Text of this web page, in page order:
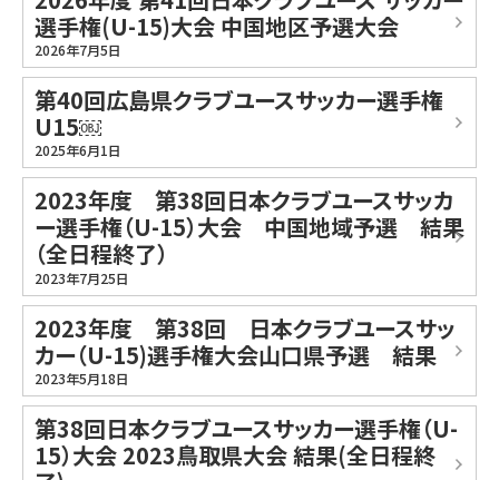
選手権(U-15)大会 中国地区予選大会
2026年7月5日
第40回広島県クラブユースサッカー選手権
U15￼
2025年6月1日
2023年度 第38回日本クラブユースサッカ
ー選手権（U-15）大会 中国地域予選 結果
（全日程終了）
2023年7月25日
2023年度 第38回 日本クラブユースサッ
カー（U-15)選手権大会山口県予選 結果
2023年5月18日
第38回日本クラブユースサッカー選手権（U-
15）大会 2023鳥取県大会 結果(全日程終